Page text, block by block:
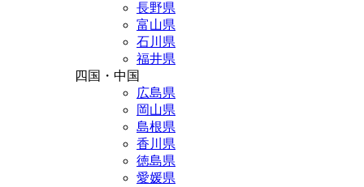
長野県
富山県
石川県
福井県
四国・中国
広島県
岡山県
島根県
香川県
徳島県
愛媛県